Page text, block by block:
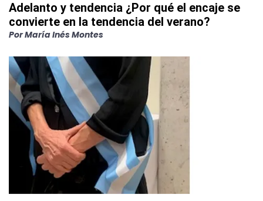
Adelanto y tendencia ¿Por qué el encaje se
convierte en la tendencia del verano?
PorMaría Inés Montes